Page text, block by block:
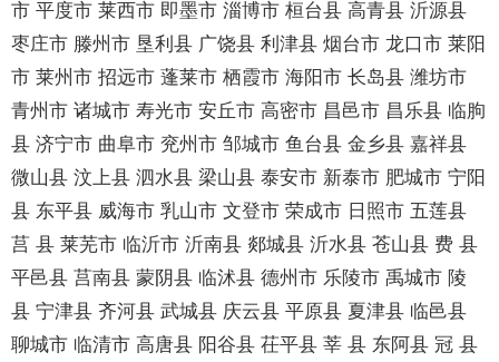
市 平度市 莱西市 即墨市 淄博市 桓台县 高青县 沂源县
枣庄市 滕州市 垦利县 广饶县 利津县 烟台市 龙口市 莱阳
市 莱州市 招远市 蓬莱市 栖霞市 海阳市 长岛县 潍坊市
青州市 诸城市 寿光市 安丘市 高密市 昌邑市 昌乐县 临朐
县 济宁市 曲阜市 兖州市 邹城市 鱼台县 金乡县 嘉祥县
微山县 汶上县 泗水县 梁山县 泰安市 新泰市 肥城市 宁阳
县 东平县 威海市 乳山市 文登市 荣成市 日照市 五莲县
莒 县 莱芜市 临沂市 沂南县 郯城县 沂水县 苍山县 费 县
平邑县 莒南县 蒙阴县 临沭县 德州市 乐陵市 禹城市 陵
县 宁津县 齐河县 武城县 庆云县 平原县 夏津县 临邑县
聊城市 临清市 高唐县 阳谷县 茌平县 莘 县 东阿县 冠 县